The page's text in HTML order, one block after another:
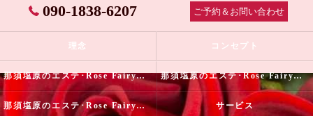
090-1838-6207 ご予約＆お問い合わせ
理念 コンセプト
那須塩原のエステ･Rose Fairyの口コミ情報 那須塩原のエステ･Rose Fairyの評判
那須塩原のエステ･Rose Fairyのお客様の声 サービス